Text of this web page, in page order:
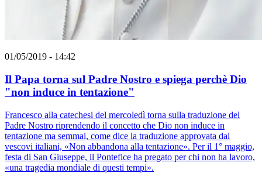
01/05/2019 - 14:42
Il Papa torna sul Padre Nostro e spiega perchè Dio
"non induce in tentazione"
Francesco alla catechesi del mercoledì torna sulla traduzione del
Padre Nostro riprendendo il concetto che Dio non induce in
tentazione ma semmai, come dice la traduzione approvata dai
vescovi italiani, «Non abbandona alla tentazione». Per il 1° maggio,
festa di San Giuseppe, il Pontefice ha pregato per chi non ha lavoro,
«una tragedia mondiale di questi tempi».